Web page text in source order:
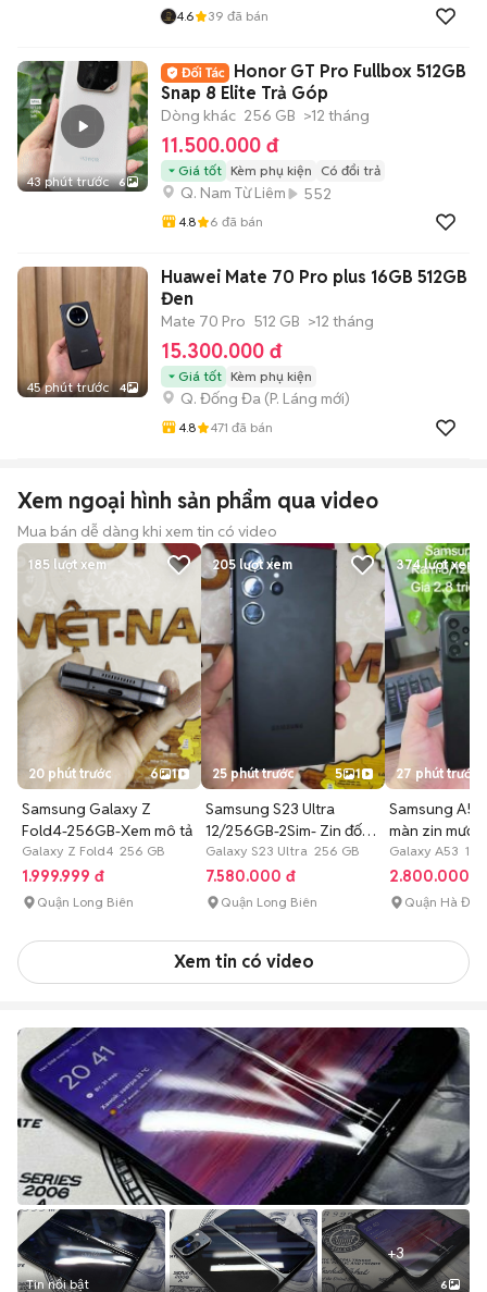
4.6 39 đã bán
43 phút trước 6
Honor GT Pro Fullbox 512GB
Snap 8 Elite Trả Góp
Dòng khác 256 GB >12 tháng
11.500.000 đ
Giá tốt Kèm phụ kiện Có đổi trả
Q. Nam Từ Liêm 552
4.8 6 đã bán
45 phút trước 4
Huawei Mate 70 Pro plus 16GB 512GB
Đen
Mate 70 Pro 512 GB >12 tháng
15.300.000 đ
Giá tốt Kèm phụ kiện
Q. Đống Đa (P. Láng mới)
4.8 471 đã bán
Xem ngoại hình sản phẩm qua video
Mua bán dễ dàng khi xem tin có video
185 lượt xem
20 phút trước 6 1
Samsung Galaxy Z
Fold4-256GB-Xem mô tả
Galaxy Z Fold4 256 GB
1.999.999 đ
Quận Long Biên
205 lượt xem
25 phút trước 5 1
Samsung S23 Ultra
12/256GB-2Sim- Zin đốm
nhẹ
Galaxy S23 Ultra 256 GB
7.580.000 đ
Quận Long Biên
374lượt xem
27 phút trước
Samsung
màn zin mượt
Galaxy A53
2.800.000 đ
Quận Hà
Xem tin có video
+3
Tin nổi bật 6